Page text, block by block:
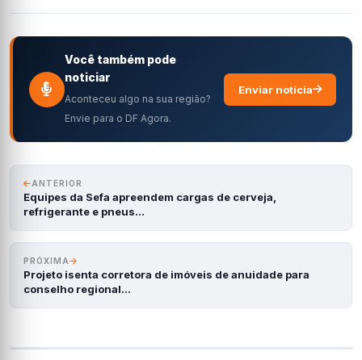
Você também pode
noticiar
Aconteceu algo na sua região?
Envie para o DF Agora.
Enviar notícia
ANTERIOR
Equipes da Sefa apreendem cargas de cerveja,
refrigerante e pneus…
PRÓXIMA
Projeto isenta corretora de imóveis de anuidade para
conselho regional…